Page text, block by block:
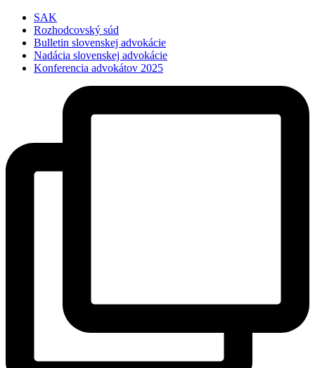
Preskočiť
obsah
SAK
Rozhodcovský súd
Bulletin slovenskej advokácie
Nadácia slovenskej advokácie
Konferencia advokátov 2025